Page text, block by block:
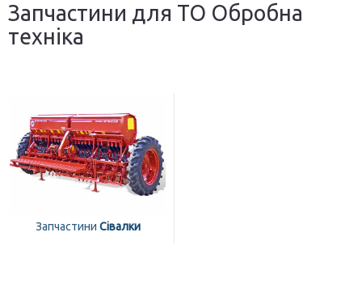
Запчастини для ТО Обробна
техніка
Запчастини Сівалки